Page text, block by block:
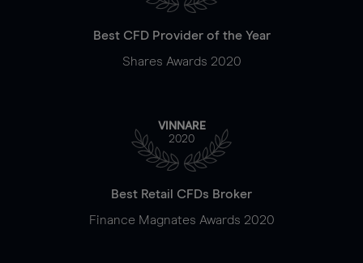
Best CFD Provider of the Year
Shares Awards 2020
VINNARE
2020
Best Retail CFDs Broker
Finance Magnates Awards 2020